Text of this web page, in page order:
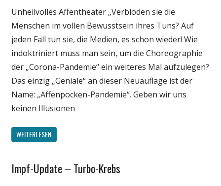
Wirtschaft
Wissenschaft
Unheilvolles Affentheater „Verblöden sie die
Menschen im vollen Bewusstsein ihres Tuns? Auf
jeden Fall tun sie, die Medien, es schon wieder! Wie
indoktriniert muss man sein, um die Choreographie
der „Corona-Pandemie“ ein weiteres Mal aufzulegen?
Das einzig „Geniale“ an dieser Neuauflage ist der
Name: „Affenpocken-Pandemie“. Geben wir uns
keinen Illusionen
WEITERLESEN
Gesellschaft
Impf-Update – Turbo-Krebs